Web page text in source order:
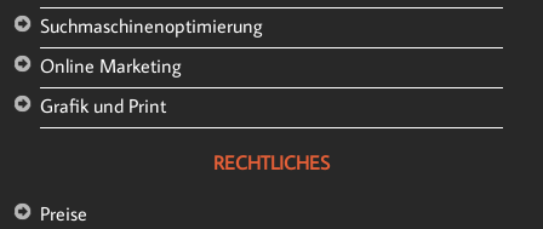
Suchmaschinenoptimierung
Online Marketing
Grafik und Print
RECHTLICHES
Preise